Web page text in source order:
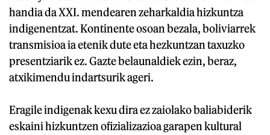
handia da XXI. mendearen zeharkaldia hizkuntza
indigenentzat. Kontinente osoan bezala, boliviarrek
transmisioa ia etenik dute eta hezkuntzan taxuzko
presentziarik ez. Gazte belaunaldiek ezin, beraz,
atxikimendu indartsurik ageri.
Eragile indigenak kexu dira ez zaiolako baliabiderik
eskaini hizkuntzen ofizializazioa garapen kultural